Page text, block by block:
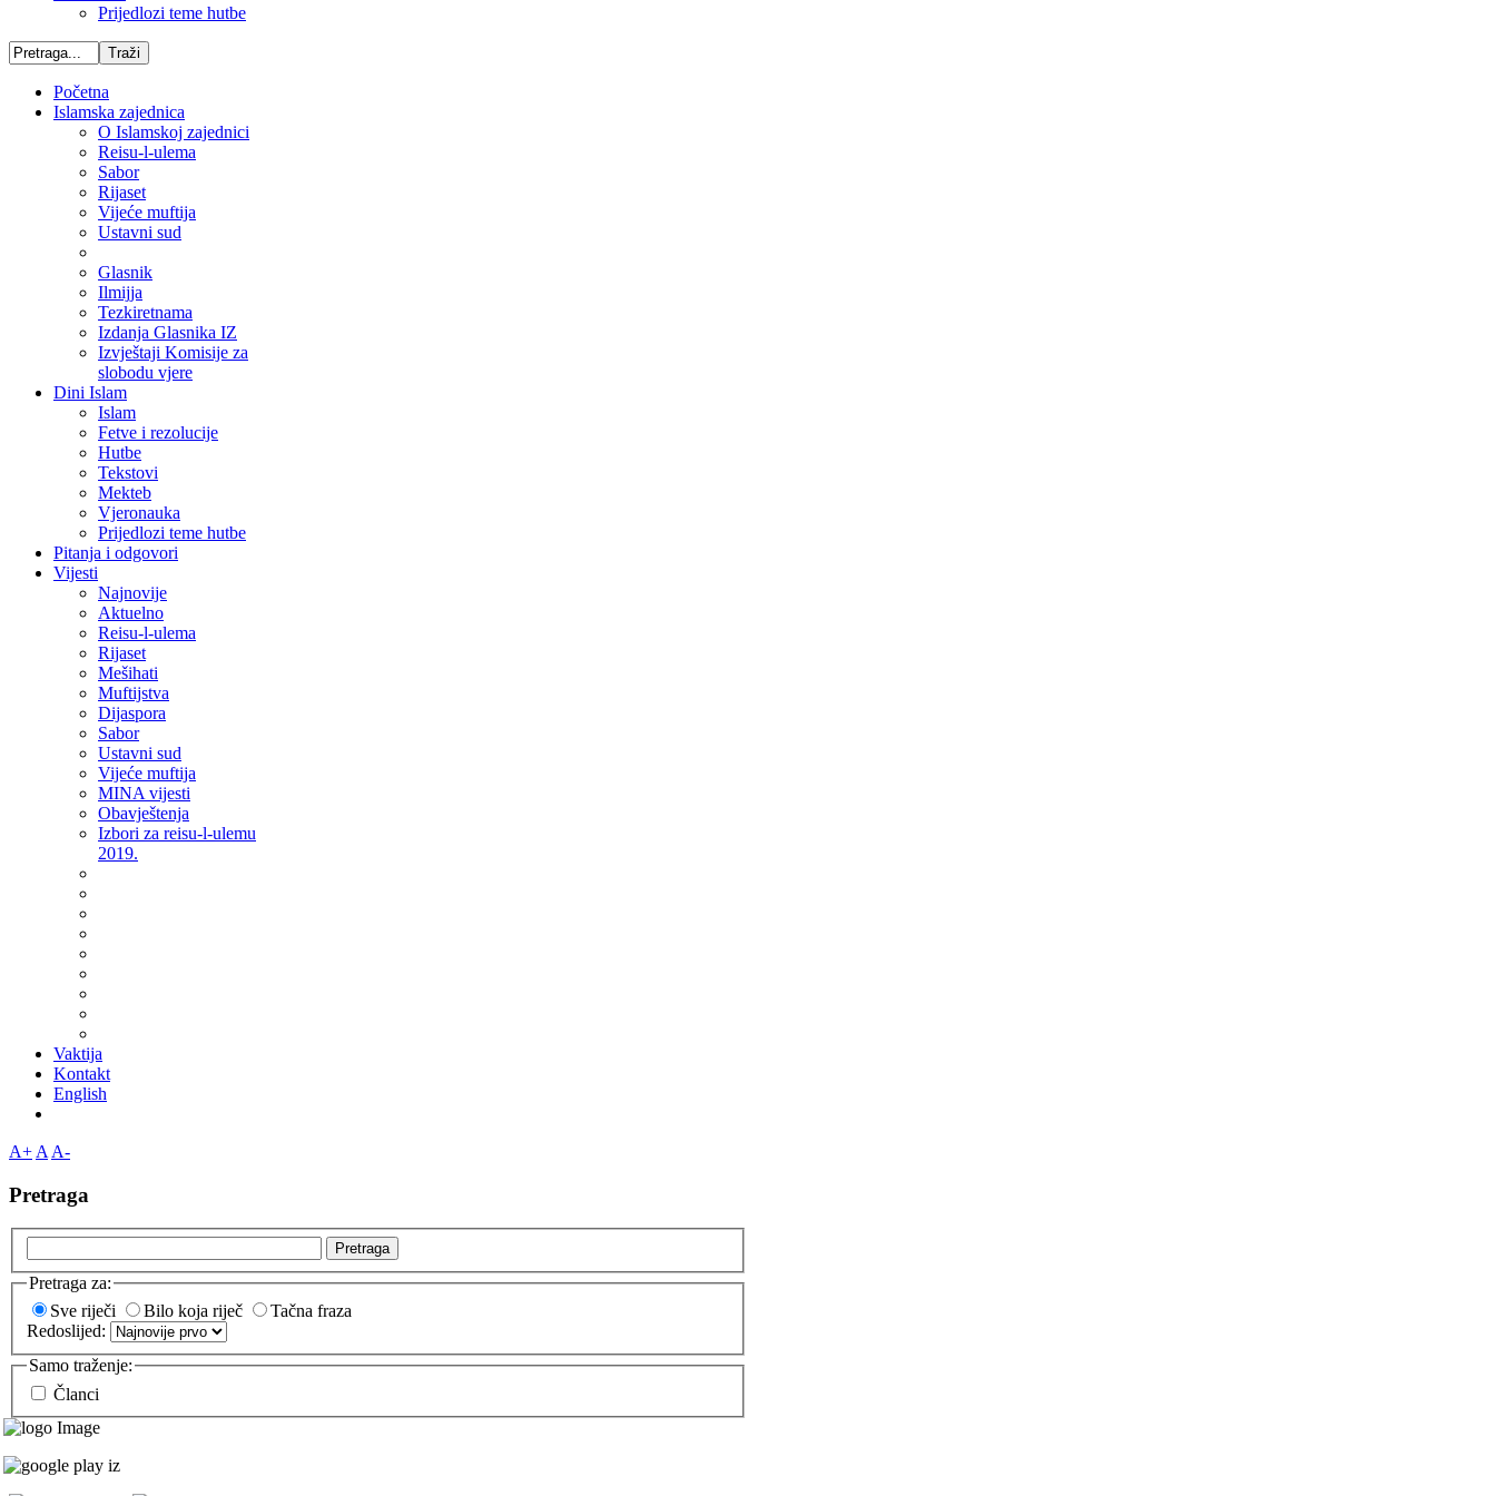
Prijedlozi teme hutbe
Početna
Islamska zajednica
O Islamskoj zajednici
Reisu-l-ulema
Sabor
Rijaset
Vijeće muftija
Ustavni sud
Glasnik
Ilmijja
Tezkiretnama
Izdanja Glasnika IZ
Izvještaji Komisije za
slobodu vjere
Dini Islam
Islam
Fetve i rezolucije
Hutbe
Tekstovi
Mekteb
Vjeronauka
Prijedlozi teme hutbe
Pitanja i odgovori
Vijesti
Najnovije
Aktuelno
Reisu-l-ulema
Rijaset
Mešihati
Muftijstva
Dijaspora
Sabor
Ustavni sud
Vijeće muftija
MINA vijesti
Obavještenja
Izbori za reisu-l-ulemu
2019.
Vaktija
Kontakt
English
A+ A A-
Pretraga
Pretraga
Pretraga za:
Sve riječi
Bilo koja riječ
Tačna fraza
Redoslijed:
Samo traženje:
Članci